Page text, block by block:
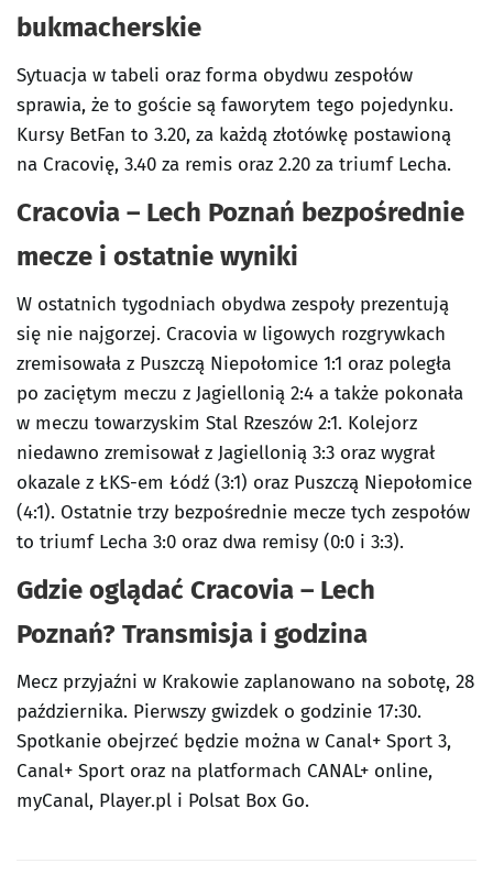
bukmacherskie
Sytuacja w tabeli oraz forma obydwu zespołów
sprawia, że to goście są faworytem tego pojedynku.
Kursy BetFan to 3.20, za każdą złotówkę postawioną
na Cracovię, 3.40 za remis oraz 2.20 za triumf Lecha.
Cracovia – Lech Poznań bezpośrednie
mecze i ostatnie wyniki
W ostatnich tygodniach obydwa zespoły prezentują
się nie najgorzej. Cracovia w ligowych rozgrywkach
zremisowała z Puszczą Niepołomice 1:1 oraz poległa
po zaciętym meczu z Jagiellonią 2:4 a także pokonała
w meczu towarzyskim Stal Rzeszów 2:1. Kolejorz
niedawno zremisował z Jagiellonią 3:3 oraz wygrał
okazale z ŁKS-em Łódź (3:1) oraz Puszczą Niepołomice
(4:1). Ostatnie trzy bezpośrednie mecze tych zespołów
to triumf Lecha 3:0 oraz dwa remisy (0:0 i 3:3).
Gdzie oglądać Cracovia – Lech
Poznań? Transmisja i godzina
Mecz przyjaźni w Krakowie zaplanowano na sobotę, 28
października. Pierwszy gwizdek o godzinie 17:30.
Spotkanie obejrzeć będzie można w Canal+ Sport 3,
Canal+ Sport oraz na platformach CANAL+ online,
myCanal, Player.pl i Polsat Box Go.